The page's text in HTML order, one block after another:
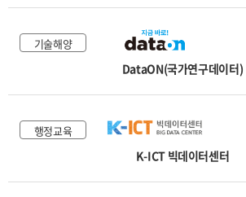
환경안전
기술해양
기술해양
DataON(국가연구데이터)
행정교육
K-ICT 빅데이터센터